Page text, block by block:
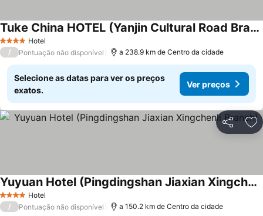
4 EstrelasHotel
Tuke China HOTEL (Yanjin Cultural Road Branch)
/ Pontuação não disponível a 238.9 km de Centro da cidade
Selecione as datas para ver os preços
exatos.
Ver preços
Partilhar
4 EstrelasHotel
Yuyuan Hotel (Pingdingshan Jiaxian Xingchenli Branch)
/ Pontuação não disponível a 150.2 km de Centro da cidade